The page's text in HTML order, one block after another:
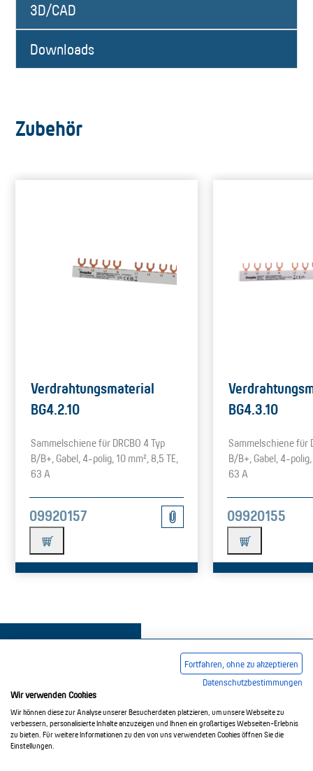
3D/CAD
Downloads
Zubehör
Verdrahtungsmaterial
BG4.2.10
Sammelschiene für DRCBO 4 Typ
B/B+, Gabel, 4-polig, 10 mm², 8,5 TE,
63 A
09920157
BG4.3.10
Sammelschiene für
B/B+, Gabel, 4-polig,
63 A
09920155
Impressum AGB Datenschutzerklärung
Fortfahren, ohne zu akzeptieren
Datenschutzbestimmungen
Wir verwenden Cookies
Wir können diese zur Analyse unserer Besucherdaten platzieren, um unsere Webseite zu
verbessern, personalisierte Inhalte anzuzeigen und Ihnen ein großartiges Webseiten-Erlebnis
zu bieten. Für weitere Informationen zu den von uns verwendeten Cookies öffnen Sie die
Einstellungen.